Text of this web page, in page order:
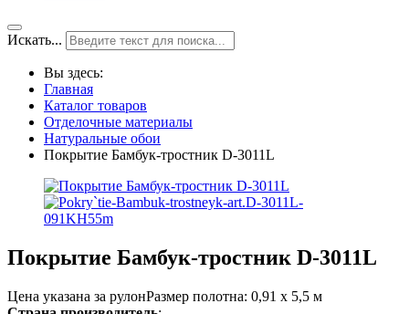
Искать...
Вы здесь:
Главная
Каталог товаров
Отделочные материалы
Натуральные обои
Покрытие Бамбук-тростник D-3011L
Покрытие Бамбук-тростник D-3011L
Цена указана за рулонРазмер полотна: 0,91 х 5,5 м